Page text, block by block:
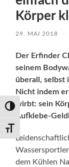
Umschalten auf
Schrift vergrößern
Körper
29. MAI 2018 /
Der Erfinder
seinem
überall, selbst
Nicht indem
wirbt: sein
Aufklebe-
dem Kühlen